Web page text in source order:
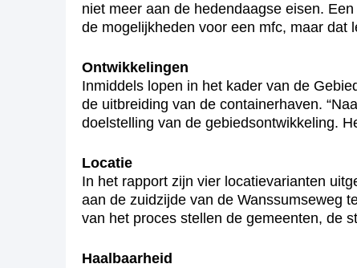
niet meer aan de hedendaagse eisen.
de mogelijkheden voor een mfc, maar dat
Ontwikkelingen
Inmiddels lopen in het kader van de
de uitbreiding van de containerhaven.
doelstelling van de gebiedsontwikkeling.
Locatie
In het rapport zijn vier locatievarianten
aan de zuidzijde van de Wanssumseweg
van het proces stellen de gemeenten, de
Haalbaarheid